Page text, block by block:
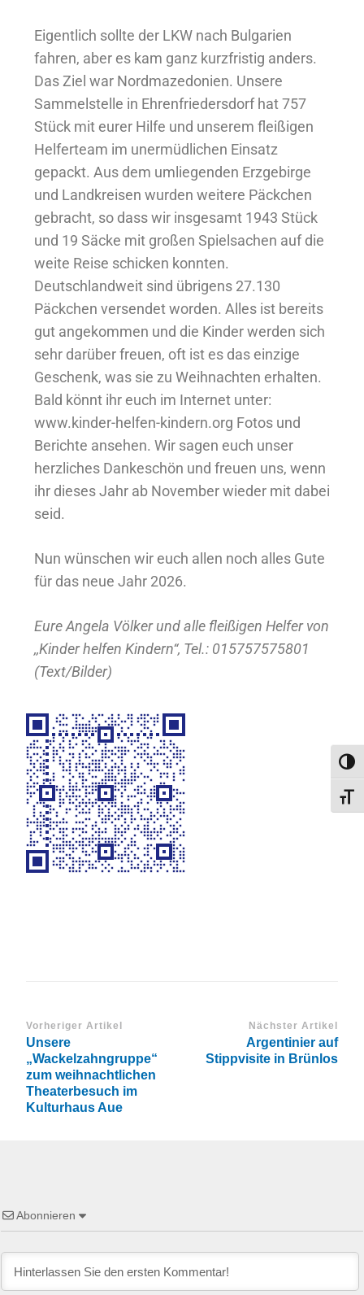
Eigentlich sollte der LKW nach Bulgarien
fahren, aber es kam ganz kurzfristig anders.
Das Ziel war Nordmazedonien. Unsere
Sammelstelle in Ehrenfriedersdorf hat 757
Stück mit eurer Hilfe und unserem fleißigen
Helferteam im unermüdlichen Einsatz
gepackt. Aus dem umliegenden Erzgebirge
und Landkreisen wurden weitere Päckchen
gebracht, so dass wir insgesamt 1943 Stück
und 19 Säcke mit großen Spielsachen auf die
weite Reise schicken konnten.
Deutschlandweit sind übrigens 27.130
Päckchen versendet worden. Alles ist bereits
gut angekommen und die Kinder werden sich
sehr darüber freuen, oft ist es das einzige
Geschenk, was sie zu Weihnachten erhalten.
Bald könnt ihr euch im Internet unter:
www.kinder-helfen-kindern.org Fotos und
Berichte ansehen. Wir sagen euch unser
herzliches Dankeschön und freuen uns, wenn
ihr dieses Jahr ab November wieder mit dabei
seid.
Nun wünschen wir euch allen noch alles Gute
für das neue Jahr 2026.
Eure Angela Völker und alle fleißigen Helfer von
,,Kinder helfen Kindern“, Tel.: 015757575801
(Text/Bilder)
Vorheriger Artikel
Unsere
„Wackelzahngruppe“
zum weihnachtlichen
Theaterbesuch im
Kulturhaus Aue
Nächster Artikel
Argentinier auf
Stippvisite in Brünlos
Abonnieren